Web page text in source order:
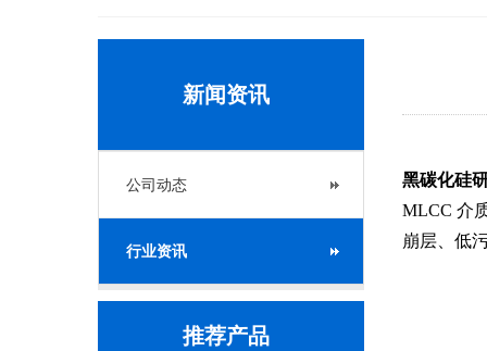
新闻资讯
公司动态
行业资讯
推荐产品
黑碳化硅
MLCC 介
崩层、低